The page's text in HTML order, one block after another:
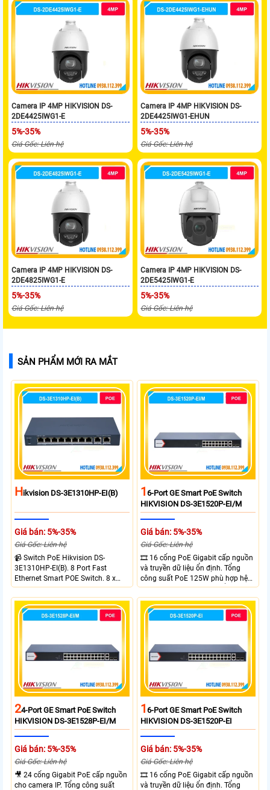
Camera IP 4MP HIKVISION DS-
2DE4425IWG1-E
5%-35%
Giá Gốc: Liên hệ
Camera IP 4MP HIKVISION DS-
2DE4425IWG1-EHUN
5%-35%
Giá Gốc: Liên hệ
Camera IP 4MP HIKVISION DS-
2DE4825IWG1-E
5%-35%
Giá Gốc: Liên hệ
Camera IP 4MP HIKVISION DS-
2DE5425IWG1-E
5%-35%
Giá Gốc: Liên hệ
SẢN PHẨM MỚI RA MẮT
HIkvision DS-3E1310HP-EI(B)
Giá bán: 5%-35%
Giá Gốc: Liên hệ
📹 Switch PoE Hikvision DS-
3E1310HP-EI(B). 8 Port Fast
Ethernet Smart POE Switch. 8 x
10/100M PoE Ports, 2 x Gigabit
Uplink Ports.
16-Port GE Smart PoE Switch
HIKVISION DS-3E1520P-EI/M
Giá bán: 5%-35%
Giá Gốc: Liên hệ
🎞 16 cổng PoE Gigabit cấp nguồn
và truyền dữ liệu ổn định. Tổng
công suất PoE 125W phù hợp hệ
thống camera IP vừa. 2 cổng RJ45
Gigabit và 2 cổng quang SFP mở
rộng linh hoạt. Hỗ trợ truyền PoE
xa tối đa lên đến 300 mét.
24-Port GE Smart PoE Switch
HIKVISION DS-3E1528P-EI/M
Giá bán: 5%-35%
Giá Gốc: Liên hệ
🎥 24 cổng Gigabit PoE cấp nguồn
cho camera IP. Tổng công suất
16-Port GE Smart PoE Switch
HIKVISION DS-3E1520P-EI
Giá bán: 5%-35%
Giá Gốc: Liên hệ
🎞 16 cổng PoE Gigabit cấp nguồn
và truyền dữ liệu ổn định. Tổng